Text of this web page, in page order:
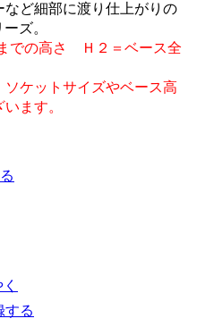
ど細部に渡り仕上がりの
ズ。
での高さ Ｈ２＝ベース全
ケットサイズやベース高
ます。
する